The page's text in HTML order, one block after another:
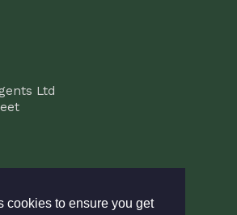
cookies to ensure you get
Ltd